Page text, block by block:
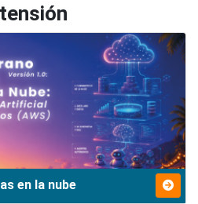
en la nube